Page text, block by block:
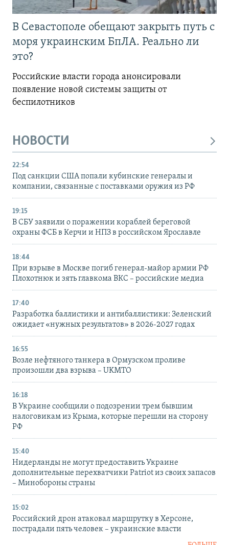
В Севастополе обещают закрыть путь с
моря украинским БпЛА. Реально ли
это?
Российские власти города анонсировали
появление новой системы защиты от
беспилотников
НОВОСТИ
22:54
Под санкции США попали кубинские генералы и
компании, связанные с поставками оружия из РФ
19:15
В СБУ заявили о поражении кораблей береговой
охраны ФСБ в Керчи и НПЗ в российском Ярославле
18:44
При взрыве в Москве погиб генерал-майор армии РФ
Плохотнюк и зять главкома ВКС – российские медиа
17:40
Разработка баллистики и антибаллистики: Зеленский
ожидает «нужных результатов» в 2026-2027 годах
16:55
Возле нефтяного танкера в Ормузском проливе
произошли два взрыва – UKMTO
16:18
В Украине сообщили о подозрении трем бывшим
налоговикам из Крыма, которые перешли на сторону
РФ
15:40
Нидерланды не могут предоставить Украине
дополнительные перехватчики Patriot из своих запасов
– Минобороны страны
15:02
Российский дрон атаковал маршрутку в Херсоне,
пострадали пять человек – украинские власти